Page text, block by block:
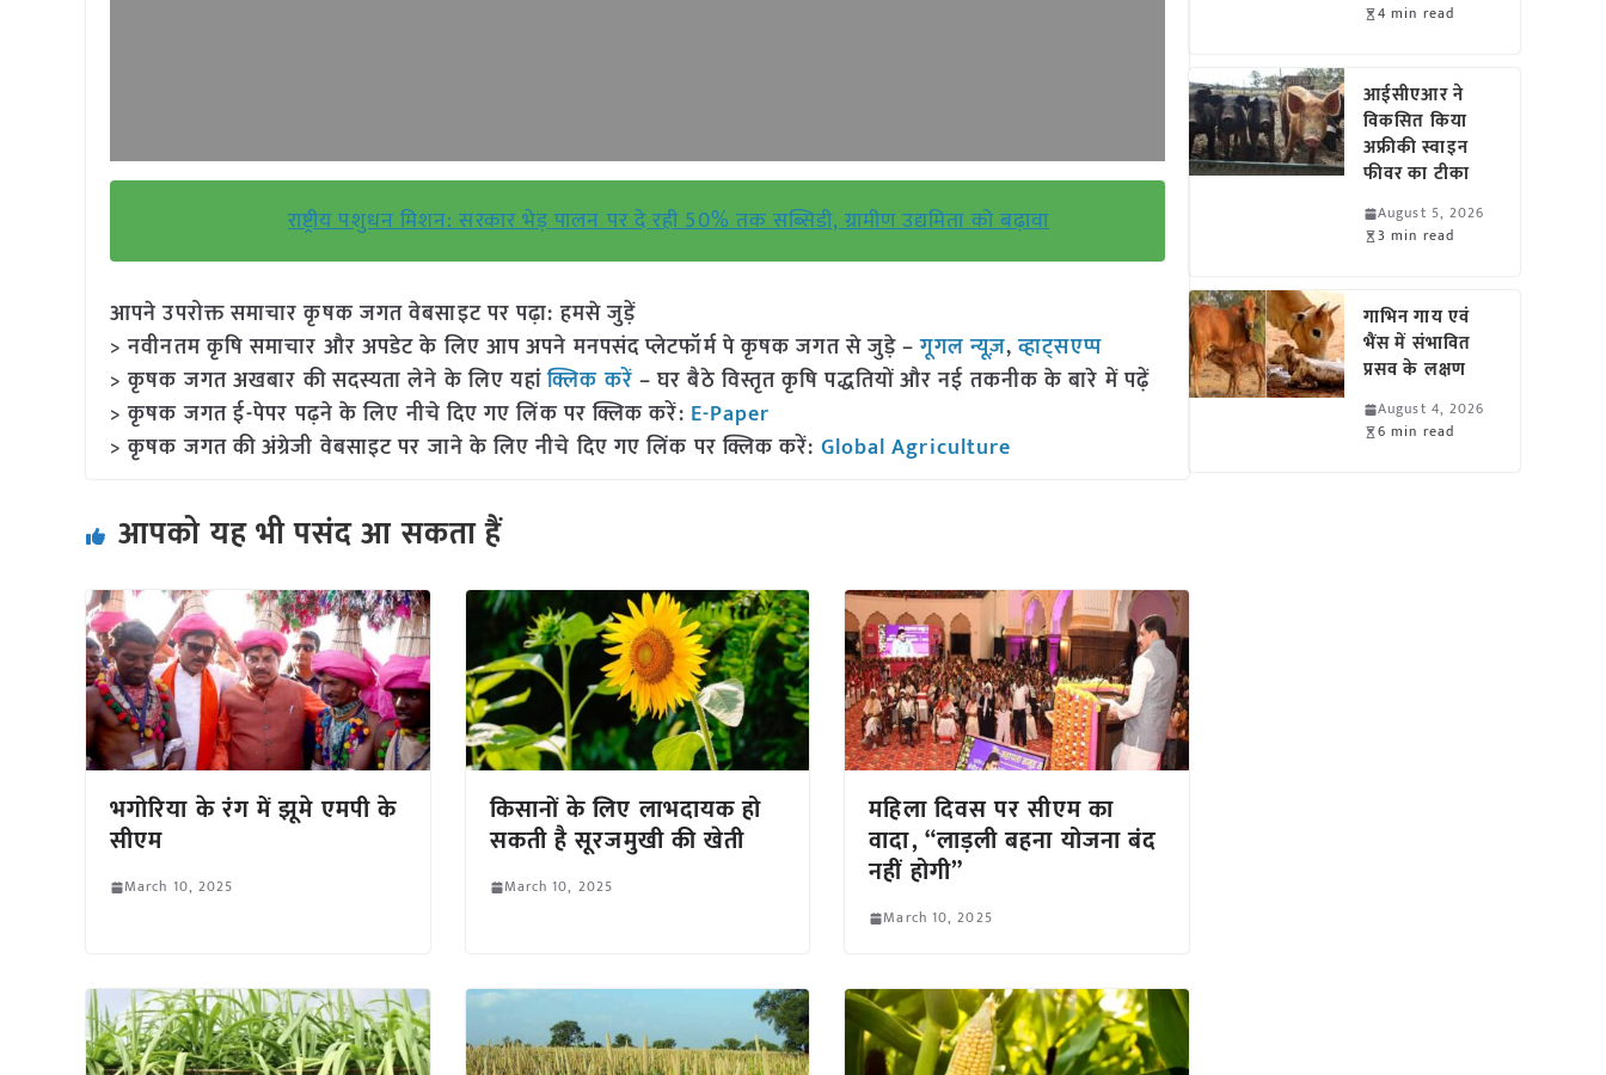
राष्ट्रीय पशुधन मिशन: सरकार भेड़ पालन पर दे रही 50% तक सब्सिडी, ग्रामीण उद्यमिता को बढ़ावा
आपने उपरोक्त समाचार कृषक जगत वेबसाइट पर पढ़ा: हमसे जुड़ें
> नवीनतम कृषि समाचार और अपडेट के लिए आप अपने मनपसंद प्लेटफॉर्म पे कृषक जगत से जुड़े –गूगल न्यूज़,व्हाट्सएप्प
> कृषक जगत अखबार की सदस्यता लेने के लिए यहांक्लिक करें – घर बैठे विस्तृत कृषि पद्धतियों और नई तकनीक के बारे में पढ़ें
> कृषक जगत ई-पेपर पढ़ने के लिए नीचे दिए गए लिंक पर क्लिक करें: E-Paper
> कृषक जगत की अंग्रेजी वेबसाइट पर जाने के लिए नीचे दिए गए लिंक पर क्लिक करें: Global Agriculture
आपको यह भी पसंद आ सकता हैं
भगोरिया के रंग में झूमे एमपी के
सीएम
March 10, 2025
किसानों के लिए लाभदायक हो
सकती है सूरजमुखी की खेती
March 10, 2025
महिला दिवस पर सीएम का
वादा, “लाड़ली बहना योजना बंद
नहीं होगी”
March 10, 2025
4 min read
आईसीएआर ने
विकसित किया
अफ्रीकी स्वाइन
फीवर का टीका
August 5, 2026
3 min read
गाभिन गाय एवं
भैंस में संभावित
प्रसव के लक्षण
August 4, 2026
6 min read